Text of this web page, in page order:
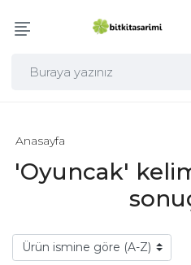
'Oyuncak'
Anasayfa